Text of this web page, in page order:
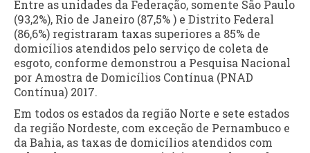
Entre as unidades da Federação, somente São Paulo
(93,2%), Rio de Janeiro (87,5% ) e Distrito Federal
(86,6%) registraram taxas superiores a 85% de
domicílios atendidos pelo serviço de coleta de
esgoto, conforme demonstrou a Pesquisa Nacional
por Amostra de Domicílios Contínua (PNAD
Contínua) 2017.
Em todos os estados da região Norte e sete estados
da região Nordeste, com exceção de Pernambuco e
da Bahia, as taxas de domicílios atendidos com